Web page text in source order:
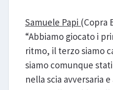
Samuele Papi (Copra
“Abbiamo giocato i
ritmo, il terzo siamo
siamo comunque
nella scia avversaria